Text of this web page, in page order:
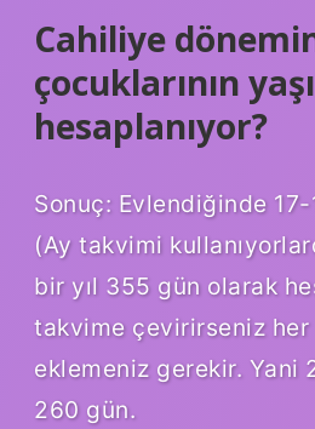
Cahiliye
çocuklarının
hesaplanıyor?
Sonuç: Evlendiğinde 17-
(Ay takvimi
bir yıl 355 gün olarak
takvime çevirirseniz her
eklemeniz gerekir. Yani
260 gün.